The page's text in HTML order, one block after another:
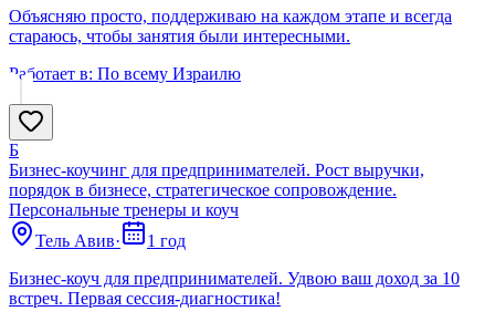
Объясняю просто, поддерживаю на каждом этапе и всегда
стараюсь, чтобы занятия были интересными.
Работает в: По всему Израилю
Б
Бизнес-коучинг для предпринимателей. Рост выручки,
порядок в бизнесе, стратегическое сопровождение.
Персональные тренеры и коуч
Тель Авив·
1 год
Бизнес-коуч для предпринимателей. Удвою ваш доход за 10
встреч. Первая сессия-диагностика!